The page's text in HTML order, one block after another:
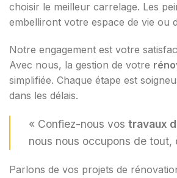
choisir le meilleur carrelage. Les
embelliront votre espace de vie ou
Notre engagement est votre
Avec nous, la gestion de votre
simplifiée. Chaque étape est
dans les délais.
« Confiez-nous vos travaux
nous nous occupons de tout,
Parlons de vos projets de